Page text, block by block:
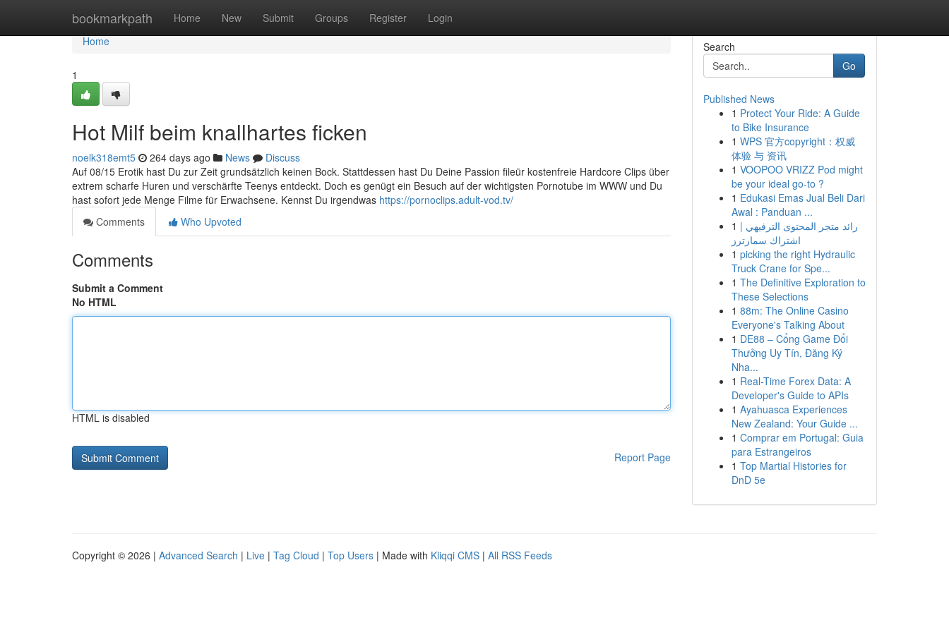
bookmarkpath Home New Submit Groups Register Login
Home
Home
1
Hot Milf beim knallhartes ficken
noelk318emt5 264 days ago News
Discuss
Auf 08/15 Erotik hast Du zur Zeit grundsätzlich keinen Bock. Stattdessen hast Du Deine Passion fileür kostenfreie Hardcore Clips über
extrem scharfe Huren und verschärfte Teenys entdeckt. Doch es genügt ein Besuch auf der wichtigsten Pornotube im WWW und Du
hast sofort jede Menge Filme für Erwachsene. Kennst Du irgendwas https://pornoclips.adult-vod.tv/
Comments
Who Upvoted
Comments
Submit a Comment
No HTML
HTML is disabled
Report Page
Search
Go
Published News
1 Protect Your Ride: A Guide
to Bike Insurance
1 WPS 官方copyright：权威
体验 与 资讯
1 VOOPOO VRIZZ Pod might
be your ideal go-to ?
1 Edukasi Emas Jual Beli Dari
Awal : Panduan ...
1 رائد متجر المحتوى الترفيهي |
اشتراك سمارترز
1 picking the right Hydraulic
Truck Crane for Spe...
1 The Definitive Exploration to
These Selections
1 88m: The Online Casino
Everyone's Talking About
1 DE88 – Cổng Game Đổi
Thưởng Uy Tín, Đăng Ký
Nha...
1 Real-Time Forex Data: A
Developer's Guide to APIs
1 Ayahuasca Experiences
New Zealand: Your Guide ...
1 Comprar em Portugal: Guia
para Estrangeiros
1 Top Martial Histories for
DnD 5e
Copyright © 2026 | Advanced Search | Live | Tag Cloud | Top Users | Made with Kliqqi CMS | All RSS Feeds